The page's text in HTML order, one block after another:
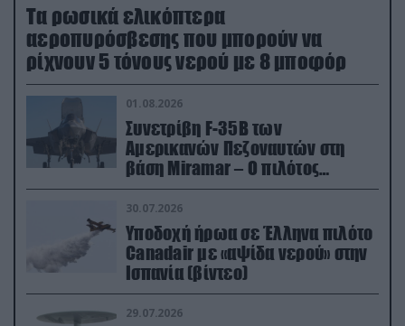
Τα ρωσικά ελικόπτερα
αεροπυρόσβεσης που μπορούν να
ρίχνουν 5 τόνους νερού με 8 μποφόρ
01.08.2026
Συνετρίβη F-35B των
Αμερικανών Πεζοναυτών στη
βάση Miramar – Ο πιλότος
εκτινάχθηκε εγκαίρως
30.07.2026
Υποδοχή ήρωα σε Έλληνα πιλότο
Canadair με «αψίδα νερού» στην
Ισπανία (βίντεο)
29.07.2026